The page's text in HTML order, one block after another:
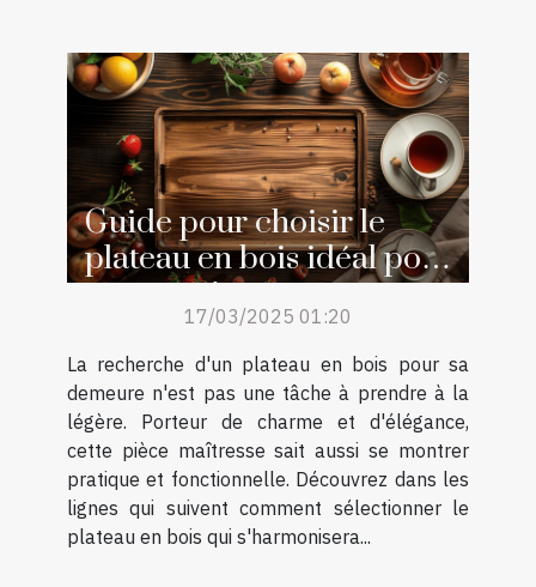
Guide pour choisir le
plateau en bois idéal pour
votre maison
17/03/2025 01:20
La recherche d'un plateau en bois pour sa
demeure n'est pas une tâche à prendre à la
légère. Porteur de charme et d'élégance,
cette pièce maîtresse sait aussi se montrer
pratique et fonctionnelle. Découvrez dans les
lignes qui suivent comment sélectionner le
plateau en bois qui s'harmonisera...